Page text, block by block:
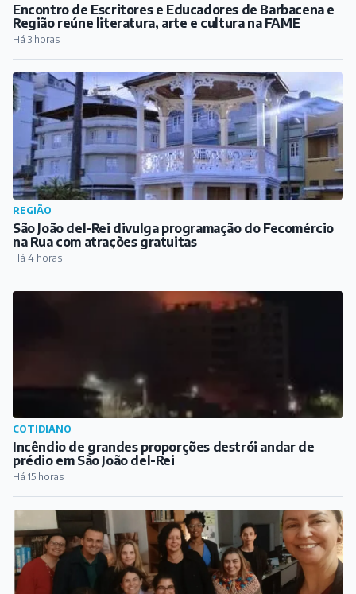
Encontro de Escritores e Educadores de Barbacena e
Região reúne literatura, arte e cultura na FAME
Há 3 horas
REGIÃO
São João del-Rei divulga programação do Fecomércio
na Rua com atrações gratuitas
Há 4 horas
COTIDIANO
Incêndio de grandes proporções destrói andar de
prédio em São João del-Rei
Há 15 horas